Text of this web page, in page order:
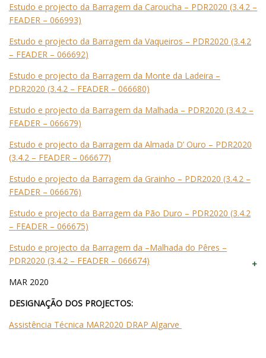
Estudo e projecto da Barragem da Caroucha – PDR2020 (3.4.2 –
FEADER – 066993)
Estudo e projecto da Barragem da Vaqueiros – PDR2020 (3.4.2
– FEADER – 066692)
Estudo e projecto da Barragem da Monte da Ladeira –
PDR2020 (3.4.2 – FEADER – 066680)
Estudo e projecto da Barragem da Malhada – PDR2020 (3.4.2 –
FEADER – 066679)
Estudo e projecto da Barragem da Almada D’ Ouro – PDR2020
(3.4.2 – FEADER – 066677)
Estudo e projecto da Barragem da Grainho – PDR2020 (3.4.2 –
FEADER – 066676)
Estudo e projecto da Barragem da Pão Duro – PDR2020 (3.4.2
– FEADER – 066675)
Estudo e projecto da Barragem da –Malhada do Pêres –
PDR2020 (3.4.2 – FEADER – 066674)
MAR 2020
DESIGNAÇÃO DOS PROJECTOS:
Assistência Técnica MAR2020 DRAP Algarve